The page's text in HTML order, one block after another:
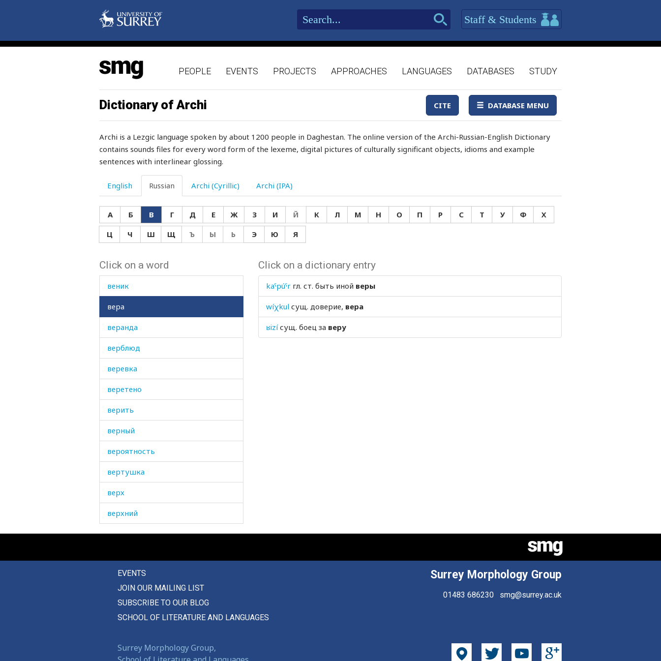
Staff & Students
PEOPLE EVENTS PROJECTS APPROACHES LANGUAGES DATABASES STUDY
Dictionary of Archi CITE DATABASE MENU
Archi is a Lezgic language spoken by about 1200 people in Daghestan. The online version of the Archi-Russian-English Dictionary
contains sounds files for every word form of the lexeme, digital pictures of culturally significant objects, idioms and example
sentences with interlinear glossing.
English Russian Archi (Cyrillic) Archi (IPA)
А Б В Г Д Е Ж З И Й К Л М Н О П Р С Т У Ф
Х
Ц
Ч Ш Щ Ъ Ы Ь Э Ю Я
Click on a word
вброд
вверху
вдобавок
вдова
вдруг
ведро
ведьма
везде
веко
вельвет
вена
веник
вера
веранда
верблюд
веревка
веретено
верить
верный
вероятность
вертушка
верх
верхний
вершина
веселиться
веселый
весенний
Click on a dictionary entry
kaˤpúˤr гл. ст. быть иной веры
wíχkul сущ. доверие, вера
ʁizí сущ. боец за веру
EVENTS
JOIN OUR MAILING LIST
SUBSCRIBE TO OUR BLOG
SCHOOL OF LITERATURE AND LANGUAGES
Surrey Morphology Group
01483 686230 smg@surrey.ac.uk
Surrey Morphology Group,